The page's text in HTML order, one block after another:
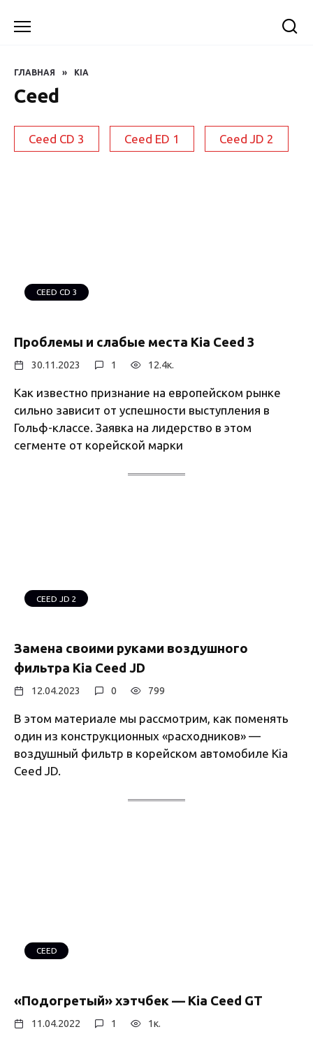
ГЛАВНАЯ » KIA
Ceed
Ceed CD 3 Ceed ED 1 Ceed JD 2
CEED CD 3
Проблемы и слабые места Kia Ceed 3
30.11.2023 1 12.4к.
Как известно признание на европейском рынке
сильно зависит от успешности выступления в
Гольф-классе. Заявка на лидерство в этом
сегменте от корейской марки
CEED JD 2
Замена своими руками воздушного
фильтра Kia Ceed JD
12.04.2023 0 799
В этом материале мы рассмотрим, как поменять
один из конструкционных «расходников» —
воздушный фильтр в корейском автомобиле Kia
Ceed JD.
CEED
«Подогретый» хэтчбек — Kia Ceed GT
11.04.2022 1 1к.